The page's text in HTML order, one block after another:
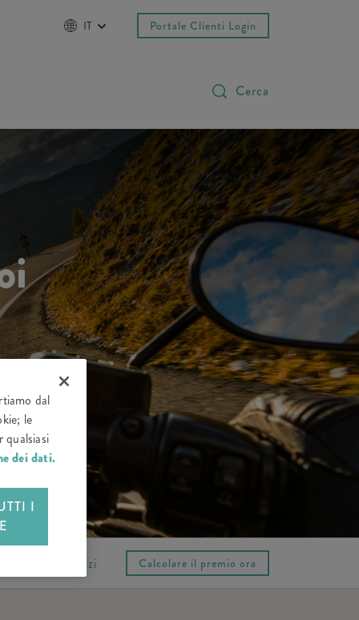
IT Portale Clienti Login
Cerca
Servizi Calcolare il premio ora
dal
le
qualsiasi
dei dati.
I